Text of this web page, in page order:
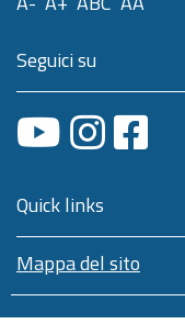
Seguici su
Quick links
Mappa del sito